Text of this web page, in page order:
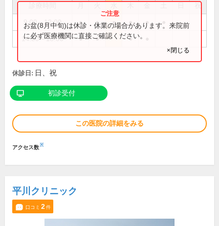
祝
9:00～12:00 ● ● ● ● ●
14:30～18:00 ● ● ●
お盆(8月中旬)は休診・休業の場合があります。来院前
に必ず医療機関に直接ご確認ください。
×閉じる
休診日: 日、祝
初診受付
この医院の詳細をみる
アクセス数※
平川クリニック
口コミ 2件